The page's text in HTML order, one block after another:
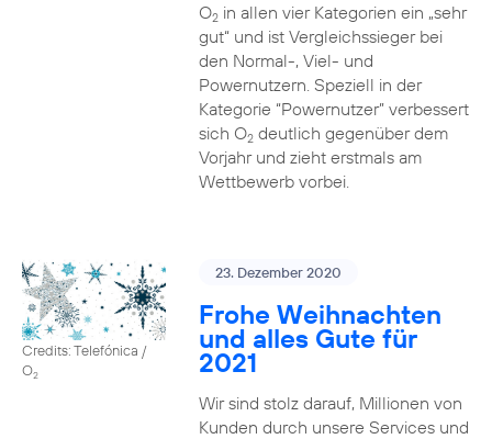
O2in allen vier Kategorien ein „sehr
gut“ und ist Vergleichssieger bei
den Normal-, Viel- und
Powernutzern. Speziell in der
Kategorie “Powernutzer” verbessert
sich O2deutlich gegenüber dem
Vorjahr und zieht erstmals am
Wettbewerb vorbei.
Credits: Telefónica /
O2
23. Dezember 2020
Frohe Weihnachten
und alles Gute für
2021
Wir sind stolz darauf, Millionen von
Kunden durch unsere Services und